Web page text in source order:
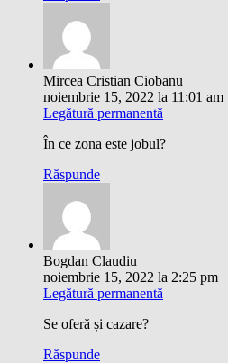
Mircea Cristian Ciobanu
noiembrie 15, 2022 la 11:01 am
Legătură permanentă
În ce zona este jobul?
Răspunde
Bogdan Claudiu
noiembrie 15, 2022 la 2:25 pm
Legătură permanentă
Se oferă și cazare?
Răspunde